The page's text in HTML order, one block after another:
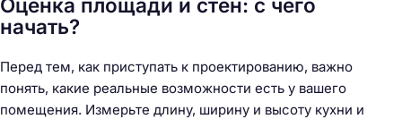
начать?
Перед тем, как приступать к проектированию, важно
понять, какие реальные возможности есть у вашего
помещения. Измерьте длину, ширину и высоту кухни и